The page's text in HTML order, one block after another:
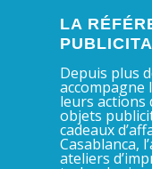
LA
Depuis plus
accompagne
leurs actions
objets
cadeaux
Casablanca,
ateliers